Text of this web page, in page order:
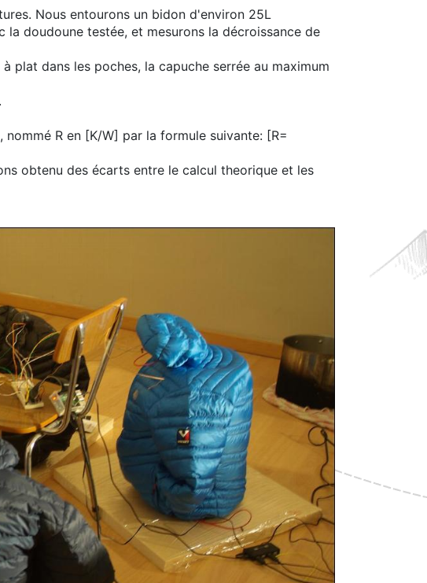
Nous entourons un bidon d'environ 25L
la doudoune testée, et mesurons la décroissance de
plat dans les poches, la capuche serrée au maximum
R en [K/W] par la formule suivante: [R=
obtenu des écarts entre le calcul theorique et les